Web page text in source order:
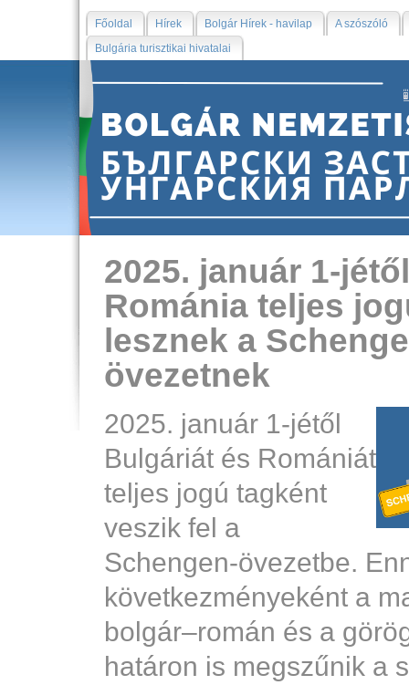
Főoldal Hírek Bolgár Hírek - havilap
A szószóló
Bulgária turisztikai hivatalai
2025. január 1-
Románia teljes
lesznek a
övezetnek
2025. január 1-jétől
Bulgáriát és Romániát
teljes jogú tagként
veszik fel a
Schengen-övezetbe.
következményeként a
bolgár–román és a
határon is megszűnik a